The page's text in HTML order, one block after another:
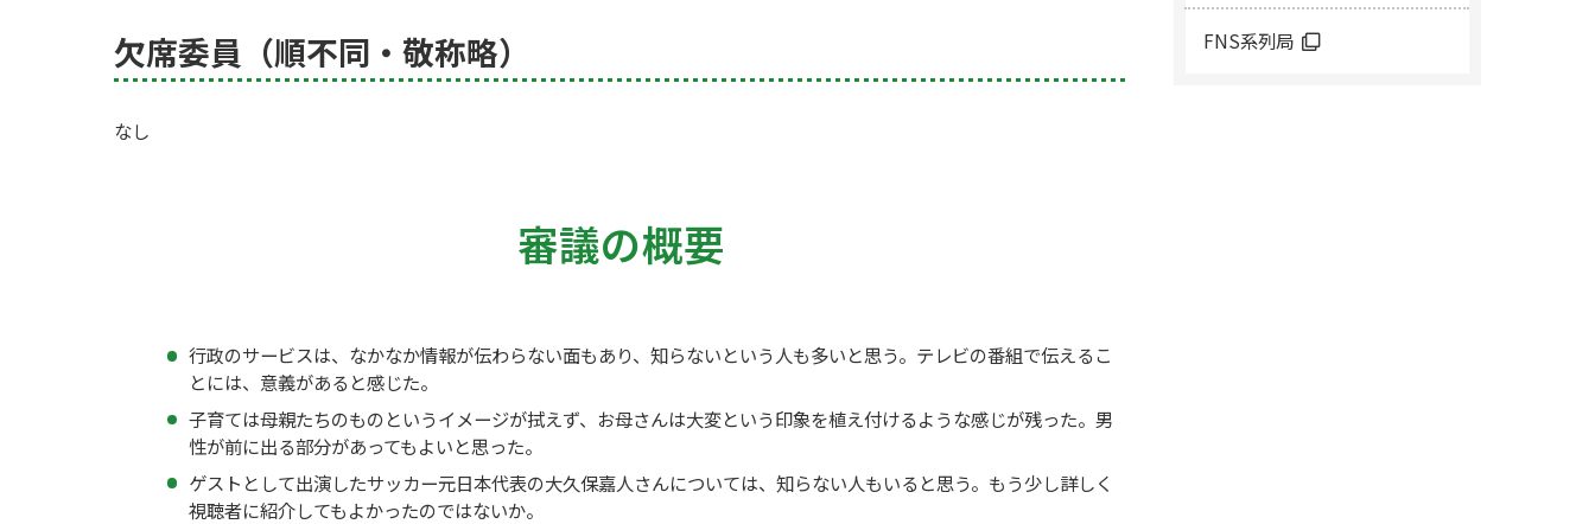
欠席委員（順不同・敬称略）
なし
審議の概要
行政のサービスは、なかなか情報が伝わらない面もあり、知らないという人も多いと思う。テレビの番組で伝えるこ
とには、意義があると感じた。
子育ては母親たちのものというイメージが拭えず、お母さんは大変という印象を植え付けるような感じが残った。男
性が前に出る部分があってもよいと思った。
ゲストとして出演したサッカー元日本代表の大久保嘉人さんについては、知らない人もいると思う。もう少し詳しく
視聴者に紹介してもよかったのではないか。
FNS系列局